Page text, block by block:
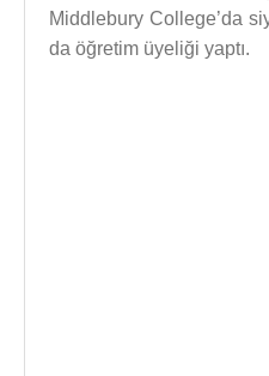
Middlebury College’da
da öğretim üyeliği yaptı.